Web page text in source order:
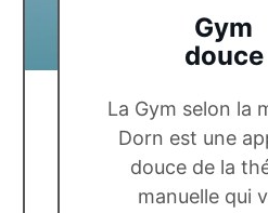
Gym
douce
La Gym selon la
Dorn est une
douce de la
manuelle qui